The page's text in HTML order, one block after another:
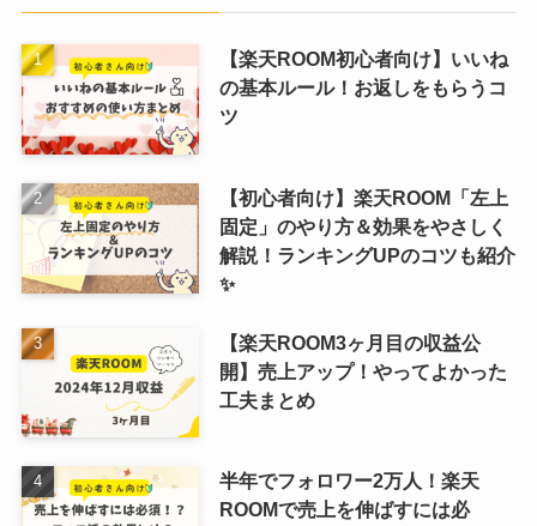
【楽天ROOM初心者向け】いいね
の基本ルール！お返しをもらうコ
ツ
【初心者向け】楽天ROOM「左上
固定」のやり方＆効果をやさしく
解説！ランキングUPのコツも紹介
✨
【楽天ROOM3ヶ月目の収益公
開】売上アップ！やってよかった
工夫まとめ
半年でフォロワー2万人！楽天
ROOMで売上を伸ばすには必